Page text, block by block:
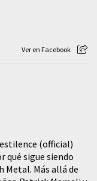
Ver en Facebook
(official)
qué sigue siendo
Metal. Más allá de